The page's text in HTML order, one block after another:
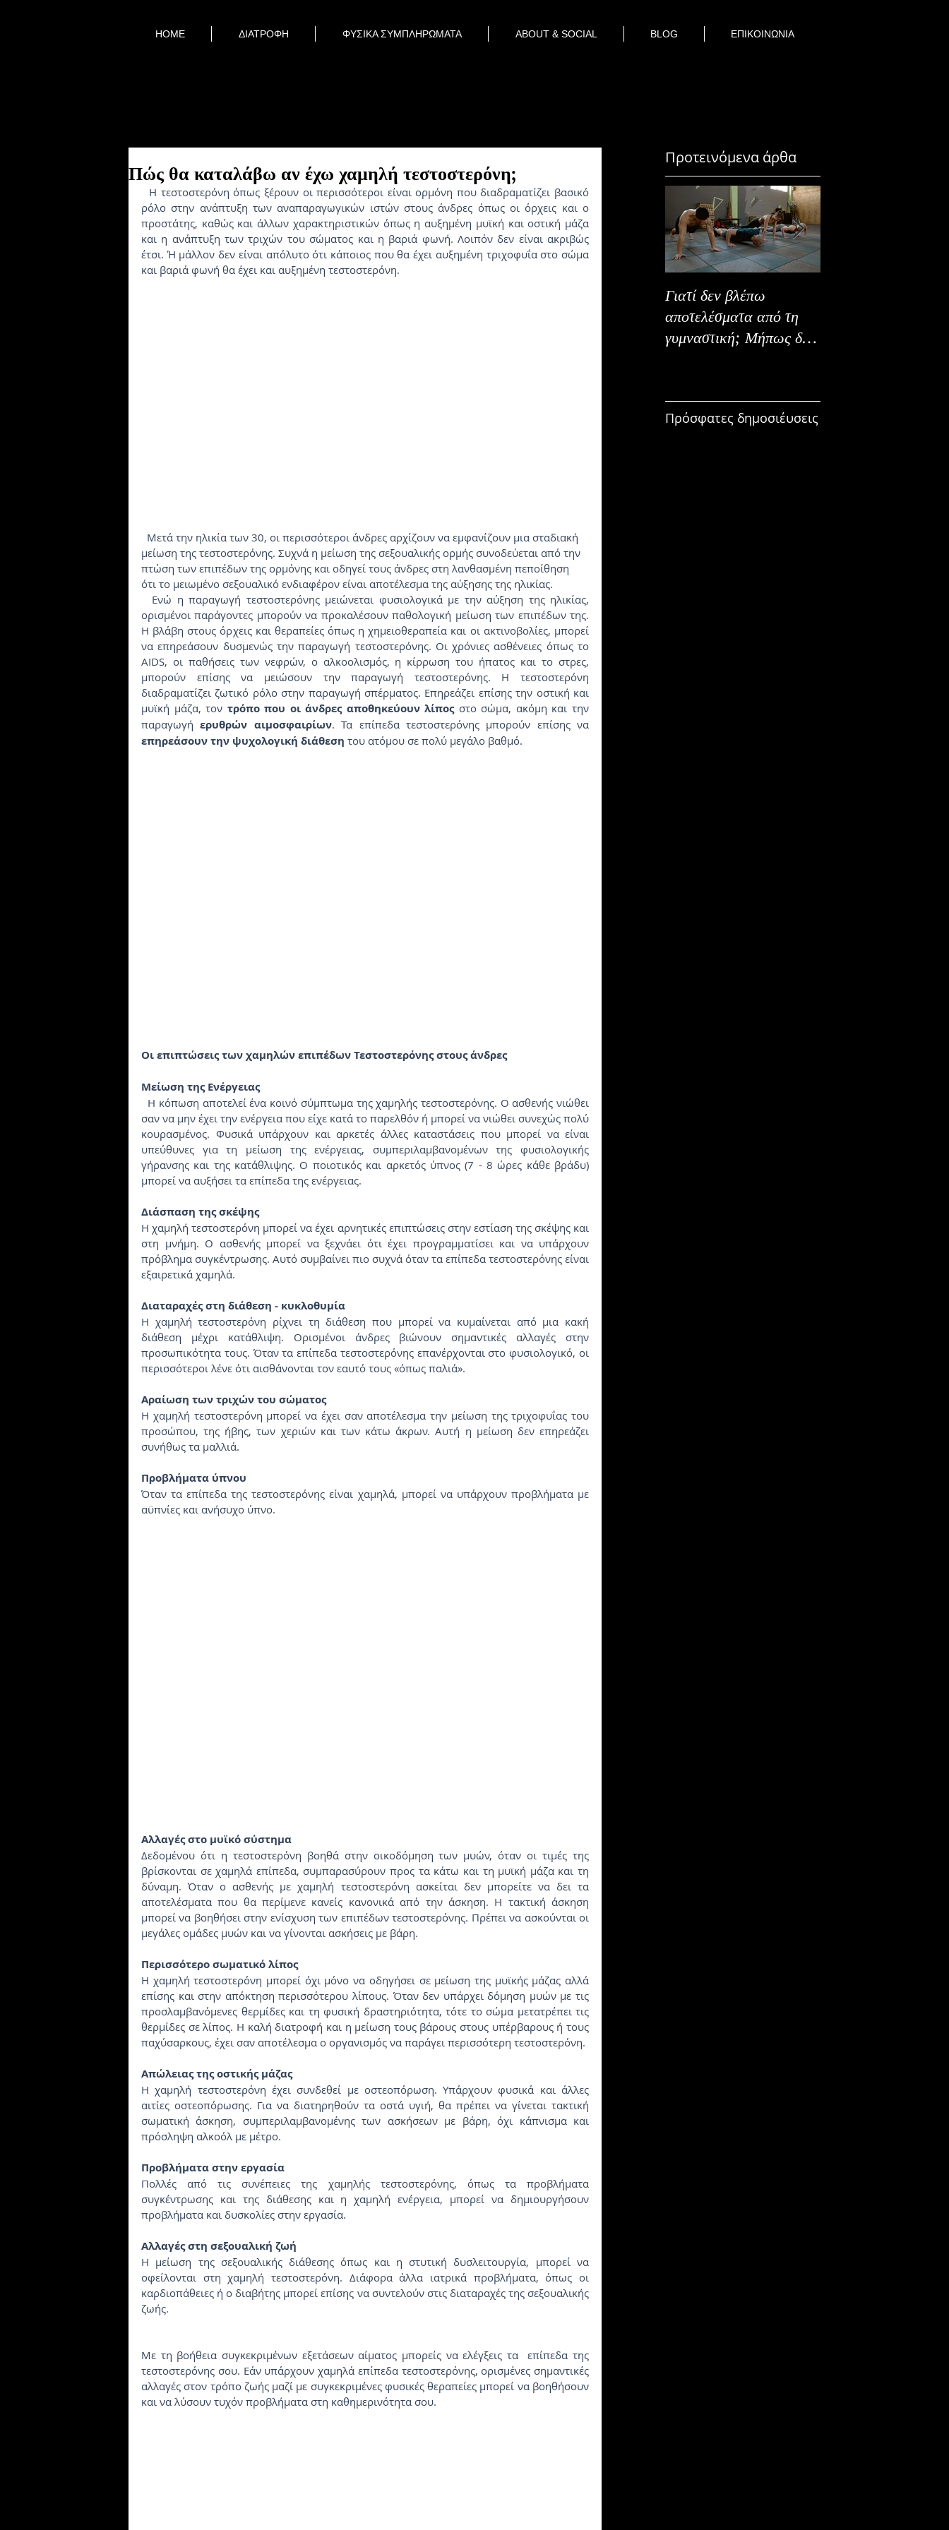
Πώς θα καταλάβω αν έχω χαμηλή τεστοστερόνη;
ρόλο στην ανάπτυξη των αναπαραγωγικών ιστών στους άνδρες όπως οι όρχεις και ο
προστάτης, καθώς και άλλων χαρακτηριστικών όπως η αυξημένη μυϊκή και οστική μάζα
και η ανάπτυξη των τριχών του σώματος και η βαριά φωνή. Λοιπόν δεν είναι ακριβώς
έτσι. Ή μάλλον δεν είναι απόλυτο ότι κάποιος που θα έχει αυξημένη τριχοφυΐα στο σώμα
και βαριά φωνή θα έχει και αυξημένη τεστοστερόνη.
μείωση της τεστοστερόνης. Συχνά η μείωση της σεξουαλικής ορμής συνοδεύεται από την
πτώση των επιπέδων της ορμόνης και οδηγεί τους άνδρες στη λανθασμένη πεποίθηση
ότι το μειωμένο σεξουαλικό ενδιαφέρον είναι αποτέλεσμα της αύξησης της ηλικίας.
ορισμένοι παράγοντες μπορούν να προκαλέσουν παθολογική μείωση των επιπέδων της.
Η βλάβη στους όρχεις και θεραπείες όπως η χημειοθεραπεία και οι ακτινοβολίες, μπορεί
να επηρεάσουν δυσμενώς την παραγωγή τεστοστερόνης. Οι χρόνιες ασθένειες όπως το
AIDS, οι παθήσεις των νεφρών, ο αλκοολισμός, η κίρρωση του ήπατος και το στρες,
μπορούν επίσης να μειώσουν την παραγωγή τεστοστερόνης. Η τεστοστερόνη
διαδραματίζει ζωτικό ρόλο στην παραγωγή σπέρματος. Επηρεάζει επίσης την οστική και
μυϊκή μάζα, τον τρόπο που οι άνδρες αποθηκεύουν λίπος στο σώμα, ακόμη και την
παραγωγή ερυθρών αιμοσφαιρίων
επηρεάσουν την ψυχολογική διάθεση του ατόμου σε πολύ μεγάλο βαθμό.
Οι επιπτώσεις των χαμηλών επιπέδων Τεστοστερόνης στους άνδρες
Μείωση της Ενέργειας
σαν να μην έχει την ενέργεια που είχε κατά το παρελθόν ή μπορεί να νιώθει συνεχώς πολύ
κουρασμένος. Φυσικά υπάρχουν και αρκετές άλλες καταστάσεις που μπορεί να είναι
υπεύθυνες για τη μείωση της ενέργειας, συμπεριλαμβανομένων της φυσιολογικής
γήρανσης και της κατάθλιψης. Ο ποιοτικός και αρκετός ύπνος (7 - 8 ώρες κάθε βράδυ)
μπορεί να αυξήσει τα επίπεδα της ενέργειας.
Διάσπαση της σκέψης
Η χαμηλή τεστοστερόνη μπορεί να έχει αρνητικές επιπτώσεις στην εστίαση της σκέψης και
στη μνήμη. Ο ασθενής μπορεί να ξεχνάει ότι έχει προγραμματίσει και να υπάρχουν
πρόβλημα συγκέντρωσης. Αυτό συμβαίνει πιο συχνά όταν τα επίπεδα τεστοστερόνης είναι
εξαιρετικά χαμηλά.
Διαταραχές στη διάθεση - κυκλοθυμία
Η χαμηλή τεστοστερόνη ρίχνει τη διάθεση που μπορεί να κυμαίνεται από μια κακή
διάθεση μέχρι κατάθλιψη. Ορισμένοι άνδρες βιώνουν σημαντικές αλλαγές στην
προσωπικότητα τους. Όταν τα επίπεδα τεστοστερόνης επανέρχονται στο φυσιολογικό, οι
περισσότεροι λένε ότι αισθάνονται τον εαυτό τους «όπως παλιά».
Αραίωση των τριχών του σώματος
Η χαμηλή τεστοστερόνη μπορεί να έχει σαν αποτέλεσμα την μείωση της τριχοφυΐας του
προσώπου, της ήβης, των χεριών και των κάτω άκρων. Αυτή η μείωση δεν επηρεάζει
συνήθως τα μαλλιά.
Προβλήματα ύπνου
Όταν τα επίπεδα της τεστοστερόνης είναι χαμηλά, μπορεί να υπάρχουν προβλήματα με
αϋπνίες και ανήσυχο ύπνο.
Αλλαγές στο μυϊκό σύστημα
Δεδομένου ότι η τεστοστερόνη βοηθά στην οικοδόμηση των μυών, όταν οι τιμές της
βρίσκονται σε χαμηλά επίπεδα, συμπαρασύρουν προς τα κάτω και τη μυϊκή μάζα και τη
δύναμη. Όταν ο ασθενής με χαμηλή τεστοστερόνη ασκείται δεν μπορείτε να δει τα
αποτελέσματα που θα περίμενε κανείς κανονικά από την άσκηση. Η τακτική άσκηση
μπορεί να βοηθήσει στην ενίσχυση των επιπέδων τεστοστερόνης. Πρέπει να ασκούνται οι
μεγάλες ομάδες μυών και να γίνονται ασκήσεις με βάρη.
Περισσότερο σωματικό λίπος
Η χαμηλή τεστοστερόνη μπορεί όχι μόνο να οδηγήσει σε μείωση της μυϊκής μάζας αλλά
επίσης και στην απόκτηση περισσότερου λίπους. Όταν δεν υπάρχει δόμηση μυών με τις
προσλαμβανόμενες θερμίδες και τη φυσική δραστηριότητα, τότε το σώμα μετατρέπει τις
θερμίδες σε λίπος. Η καλή διατροφή και η μείωση τους βάρους στους υπέρβαρους ή τους
παχύσαρκους, έχει σαν αποτέλεσμα ο οργανισμός να παράγει περισσότερη τεστοστερόνη.
Απώλειας της οστικής μάζας
Η χαμηλή τεστοστερόνη έχει συνδεθεί με οστεοπόρωση. Υπάρχουν φυσικά και άλλες
αιτίες οστεοπόρωσης. Για να διατηρηθούν τα οστά υγιή, θα πρέπει να γίνεται τακτική
σωματική άσκηση, συμπεριλαμβανομένης των ασκήσεων με βάρη, όχι κάπνισμα και
πρόσληψη αλκοόλ με μέτρο.
Προβλήματα στην εργασία
Πολλές από τις συνέπειες της χαμηλής τεστοστερόνης, όπως τα προβλήματα
συγκέντρωσης και της διάθεσης και η χαμηλή ενέργεια, μπορεί να δημιουργήσουν
προβλήματα και δυσκολίες στην εργασία.
Αλλαγές στη σεξουαλική ζωή
Η μείωση της σεξουαλικής διάθεσης όπως και η στυτική δυσλειτουργία, μπορεί να
οφείλονται στη χαμηλή τεστοστερόνη. Διάφορα άλλα ιατρικά προβλήματα, όπως οι
καρδιοπάθειες ή ο διαβήτης μπορεί επίσης να συντελούν στις διαταραχές της σεξουαλικής
ζωής.
Με τη βοήθεια συγκεκριμένων εξετάσεων αίματος μπορείς να ελέγξεις τα  επίπεδα της
τεστοστερόνης σου. Εάν υπάρχουν χαμηλά επίπεδα τεστοστερόνης, ορισμένες σημαντικές
αλλαγές στον τρόπο ζωής μαζί με συγκεκριμένες φυσικές θεραπείες μπορεί να βοηθήσουν
και να λύσουν τυχόν προβλήματα στη καθημερινότητα σου.
Προτεινόμενα άρθα
Γιατί δεν βλέπω
αποτελέσματα από τη
γυμναστική; Μήπως δεν
Πρόσφατες δημοσιέυσεις
HOME ΔΙΑΤΡΟΦΗ ΦΥΣΙΚΑ ΣΥΜΠΛΗΡΩΜΑΤΑ ABOUT & SOCIAL BLOG ΕΠΙΚΟΙΝΩΝΙΑ